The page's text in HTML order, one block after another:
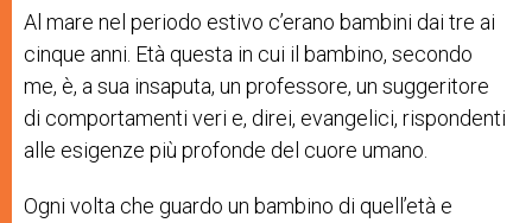
Al mare nel periodo estivo c’erano bambini dai tre ai
cinque anni. Età questa in cui il bambino, secondo
me, è, a sua insaputa, un professore, un suggeritore
di comportamenti veri e, direi, evangelici, rispondenti
alle esigenze più profonde del cuore umano.
Ogni volta che guardo un bambino di quell’età e